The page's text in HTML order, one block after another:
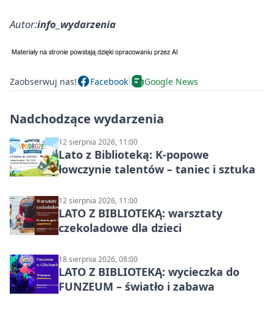
Autor:info_wydarzenia
Zaobserwuj nas! Facebook Google News
Nadchodzące wydarzenia
12 sierpnia 2026, 11:00
Lato z Biblioteką: K-popowe
łowczynie talentów – taniec i sztuka
12 sierpnia 2026, 11:00
LATO Z BIBLIOTEKĄ: warsztaty
czekoladowe dla dzieci
18 sierpnia 2026, 08:00
LATO Z BIBLIOTEKĄ: wycieczka do
FUNZEUM – światło i zabawa